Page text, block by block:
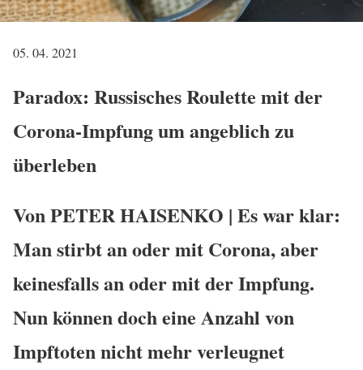
05. 04. 2021
Paradox: Russisches Roulette mit der
Corona-Impfung um angeblich zu
überleben
Von PETER HAISENKO | Es war klar:
Man stirbt an oder mit Corona, aber
keinesfalls an oder mit der Impfung.
Nun können doch eine Anzahl von
Impftoten nicht mehr verleugnet